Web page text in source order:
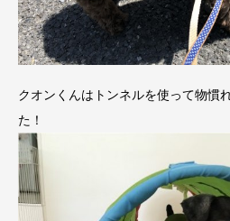
クオンくんはトンネルを使って物慣
た！